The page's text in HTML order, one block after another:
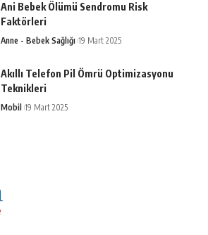
Ani Bebek Ölümü Sendromu Risk
Faktörleri
Anne - Bebek Sağlığı 19 Mart 2025
Akıllı Telefon Pil Ömrü Optimizasyonu
Teknikleri
Mobil 19 Mart 2025